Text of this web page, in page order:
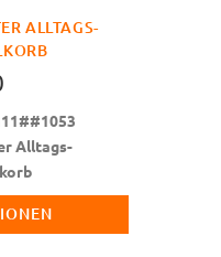
ALLTAGS-
Alltags-